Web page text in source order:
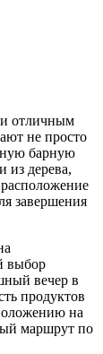
и отличным
не просто
барную
из дерева,
завершения
выбор
вечер в
продуктов
на
маршрут по